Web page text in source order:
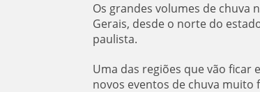
Os grandes volumes de chuva
Gerais, desde o norte do
paulista.
Uma das regiões que vão ficar
novos eventos de chuva muito